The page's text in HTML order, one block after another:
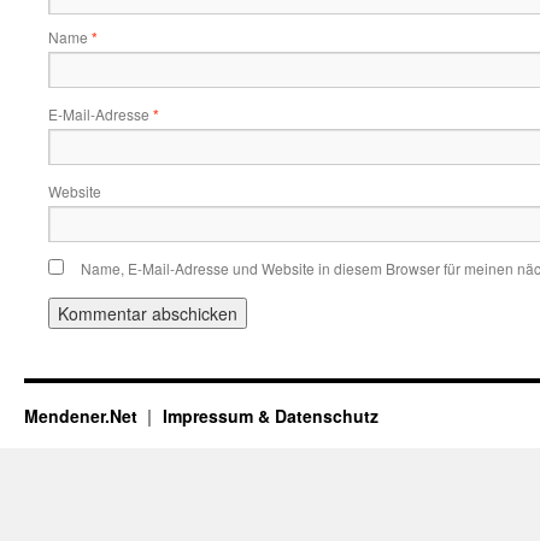
Name *
E-Mail-Adresse *
Website
Name, E-Mail-Adresse und Website in diesem Browser für meinen
Mendener.Net Impressum & Datenschutz